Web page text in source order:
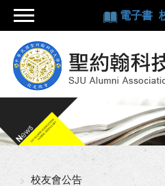
電子書
校友會公告